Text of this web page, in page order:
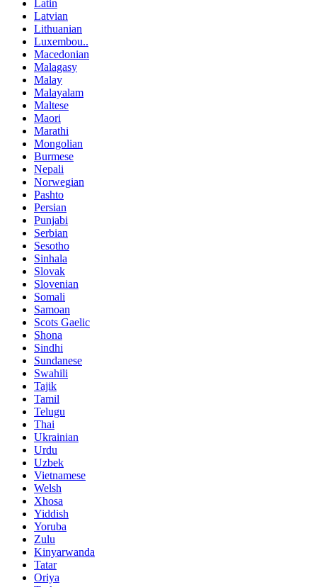
Latin
Latvian
Lithuanian
Luxembou..
Macedonian
Malagasy
Malay
Malayalam
Maltese
Maori
Marathi
Mongolian
Burmese
Nepali
Norwegian
Pashto
Persian
Punjabi
Serbian
Sesotho
Sinhala
Slovak
Slovenian
Somali
Samoan
Scots Gaelic
Shona
Sindhi
Sundanese
Swahili
Tajik
Tamil
Telugu
Thai
Ukrainian
Urdu
Uzbek
Vietnamese
Welsh
Xhosa
Yiddish
Yoruba
Zulu
Kinyarwanda
Tatar
Oriya